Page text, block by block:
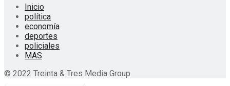
Inicio
política
economía
deportes
policiales
MAS
© 2022 Treinta & Tres Media Group